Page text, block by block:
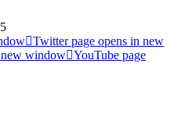
Twitter page opens in new
new window YouTube page